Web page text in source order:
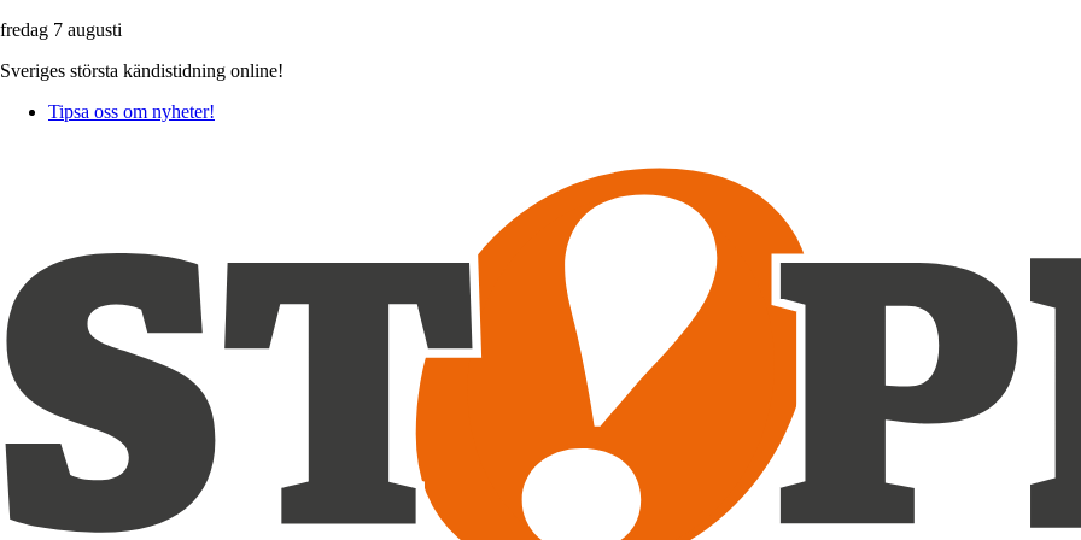
fredag 7 augusti
Sveriges största kändistidning online!
Tipsa oss om nyheter!